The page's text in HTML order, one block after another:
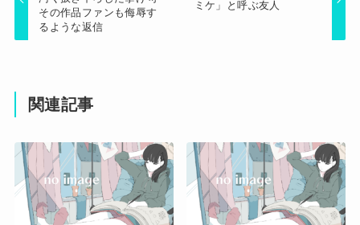
その作品ファンも侮辱す
るような返信
ミケ」と呼ぶ友人
関連記事